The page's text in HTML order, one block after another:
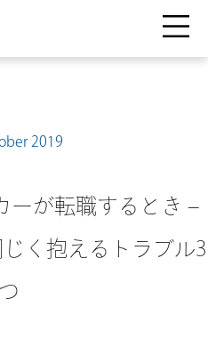
2019
ーが転職するとき –
く抱えるトラブル3
つ